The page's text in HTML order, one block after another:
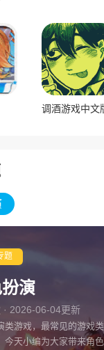
调酒游戏中文
题
演
· 2026-06-04更新
类游戏，最常见的游戏
今天小编为大家带来角